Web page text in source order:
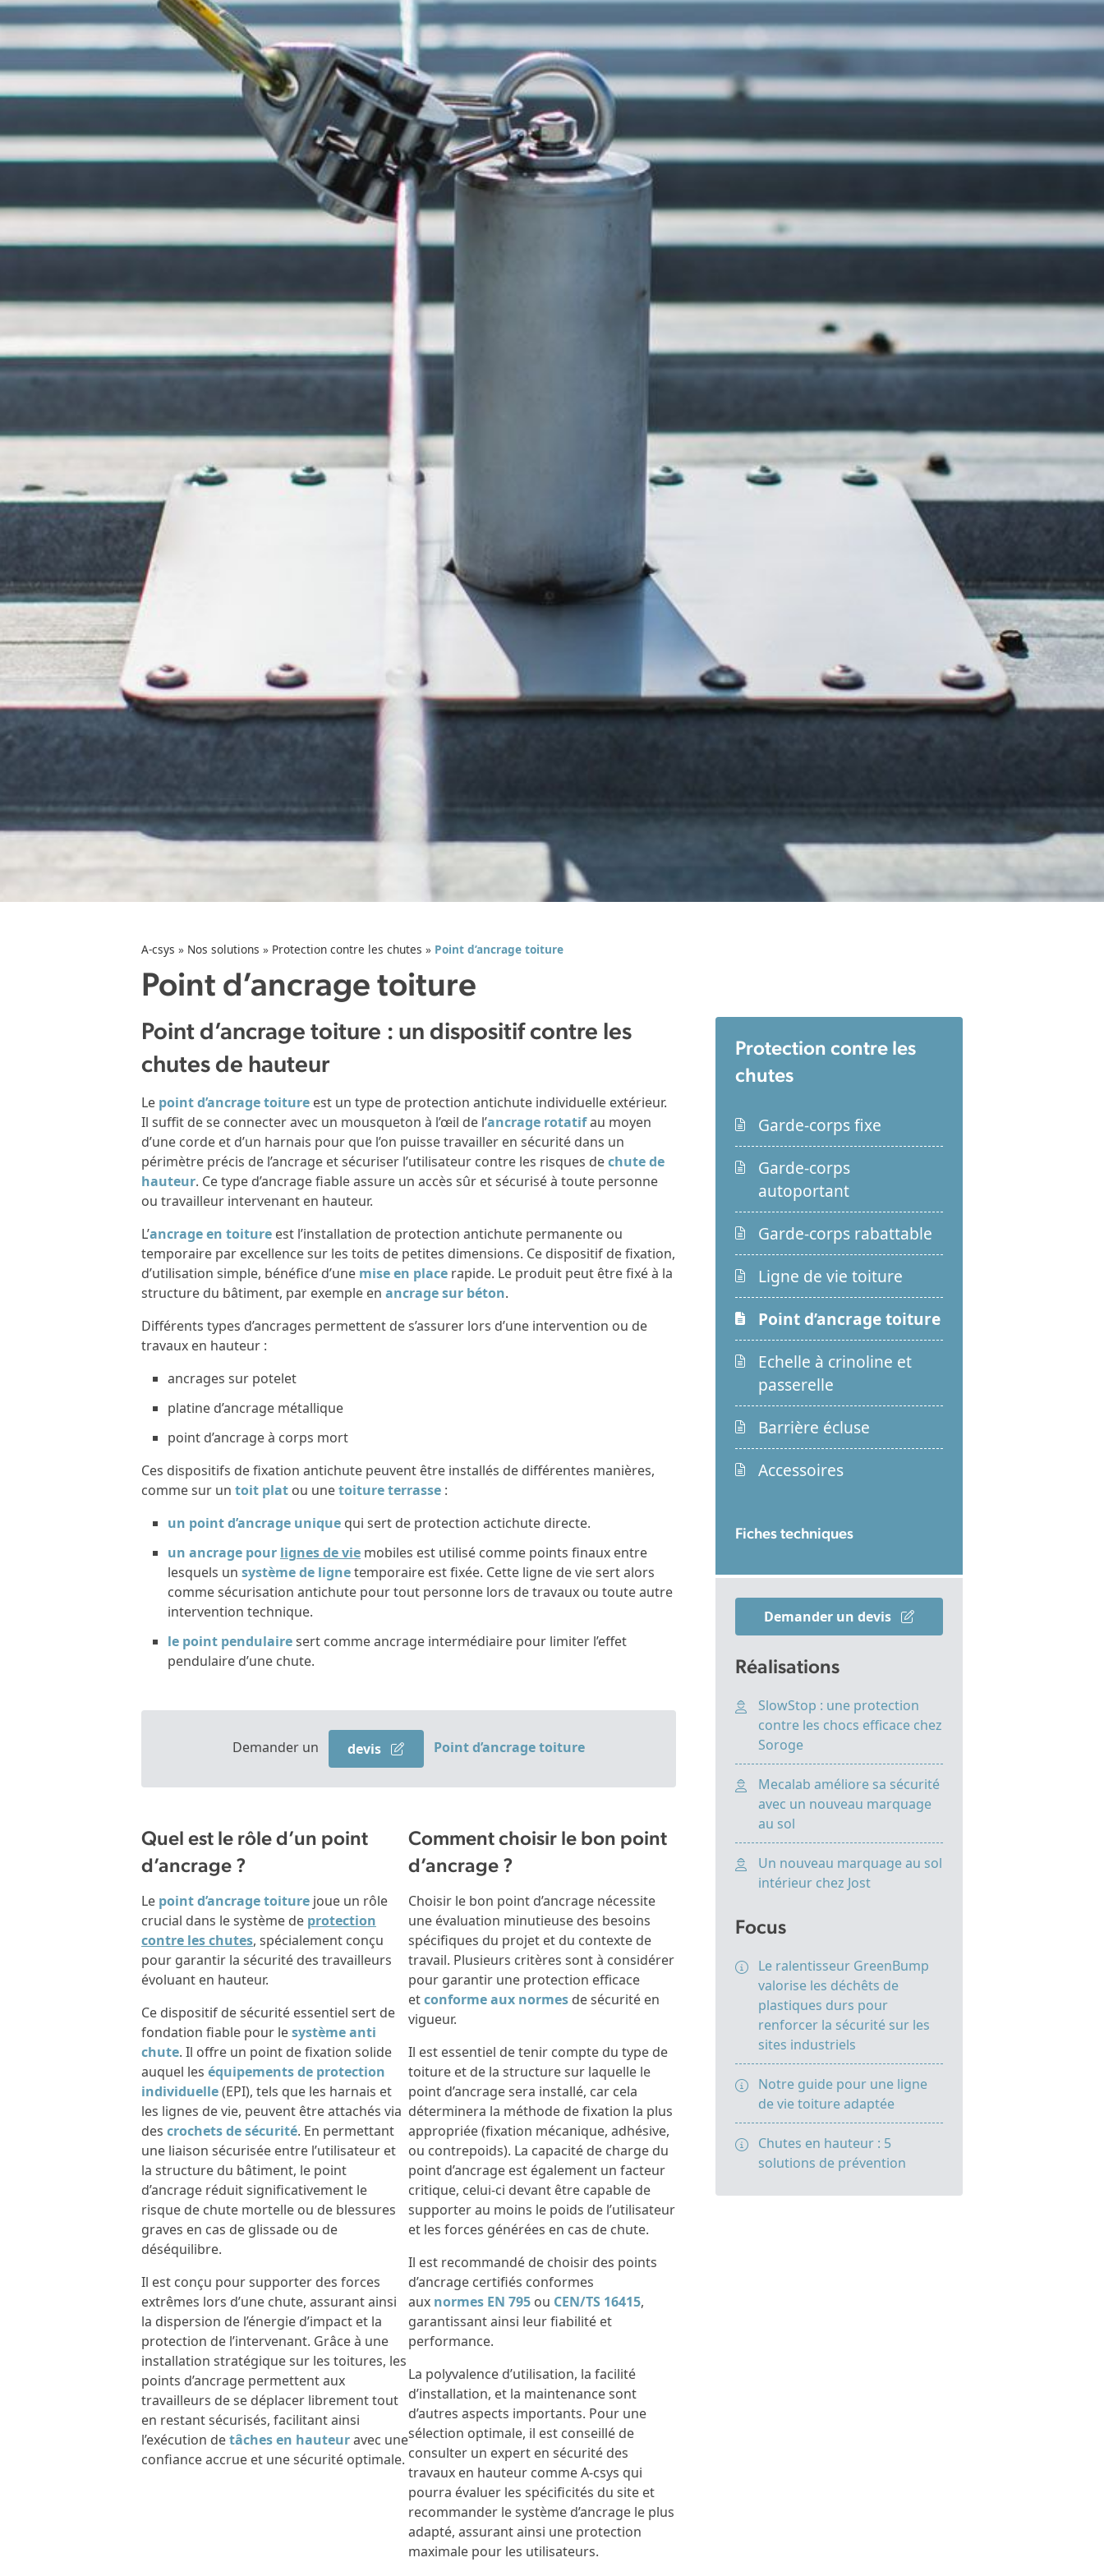
A-csys » Nos solutions » Protection contre les chutes » Point d’ancrage toiture
Point d’ancrage toiture
Point d’ancrage toiture : un dispositif contre les
chutes de hauteur
Le point d’ancrage toiture est un type de protection antichute individuelle extérieur.
Il suffit de se connecter avec un mousqueton à l’œil de l’ancrage rotatifau moyen
d’une corde et d’un harnais pour que l’on puisse travailler en sécurité dans un
périmètre précis de l’ancrage et sécuriser l’utilisateur contre les risques dechute de
hauteur. Ce type d’ancrage fiable assure un accès sûr et sécurisé à toute personne
ou travailleur intervenant en hauteur.
L’ancrage en toiture est l’installation de protection antichute permanente ou
temporaire par excellence sur les toits de petites dimensions. Ce dispositif de fixation,
d’utilisation simple, bénéfice d’une mise en place rapide. Le produit peut être fixé à la
structure du bâtiment, par exemple en ancrage sur béton.
Différents types d’ancrages permettent de s’assurer lors d’une intervention ou de
travaux en hauteur :
ancrages sur potelet
platine d’ancrage métallique
point d’ancrage à corps mort
Ces dispositifs de fixation antichute peuvent être installés de différentes manières,
comme sur un toit plat ou unetoiture terrasse :
un point d’ancrage unique qui sert de protection actichute directe.
un ancrage pour lignes de vie mobiles est utilisé comme points finaux entre
lesquels un système de lignetemporaire est fixée. Cette ligne de vie sert alors
comme sécurisation antichute pour tout personne lors de travaux ou toute autre
intervention technique.
le point pendulairesert comme ancrage intermédiaire pour limiter l’effet
pendulaire d’une chute.
Demander un devis Point d’ancrage toiture
Quel est le rôle d’un point
d’ancrage ?
Le point d’ancrage toiture joue un rôle
crucial dans le système de protection
contre les chutes, spécialement conçu
pour garantir la sécurité des travailleurs
évoluant en hauteur.
Ce dispositif de sécurité essentiel sert de
fondation fiable pour lesystème anti
chute. Il offre un point de fixation solide
auquel les équipements de protection
individuelle(EPI), tels que les harnais et
les lignes de vie, peuvent être attachés via
des crochets de sécurité. En permettant
une liaison sécurisée entre l’utilisateur et
la structure du bâtiment, le point
d’ancrage réduit significativement le
risque de chute mortelle ou de blessures
graves en cas de glissade ou de
déséquilibre.
Il est conçu pour supporter des forces
extrêmes lors d’une chute, assurant ainsi
la dispersion de l’énergie d’impact et la
protection de l’intervenant. Grâce à une
installation stratégique sur les toitures, les
points d’ancrage permettent aux
travailleurs de se déplacer librement tout
en restant sécurisés, facilitant ainsi
l’exécution detâches en hauteuravec une
confiance accrue et une sécurité optimale.
Comment choisir le bon point
d’ancrage ?
Choisir le bon point d’ancrage nécessite
une évaluation minutieuse des besoins
spécifiques du projet et du contexte de
travail. Plusieurs critères sont à considérer
pour garantir une protection efficace
etconforme aux normes de sécurité en
vigueur.
Il est essentiel de tenir compte du type de
toiture et de la structure sur laquelle le
point d’ancrage sera installé, car cela
déterminera la méthode de fixation la plus
appropriée (fixation mécanique, adhésive,
ou contrepoids). La capacité de charge du
point d’ancrage est également un facteur
critique, celui-ci devant être capable de
supporter au moins le poids de l’utilisateur
et les forces générées en cas de chute.
Il est recommandé de choisir des points
d’ancrage certifiés conformes
aux normes EN 795 ou CEN/TS 16415,
garantissant ainsi leur fiabilité et
performance.
La polyvalence d’utilisation, la facilité
d’installation, et la maintenance sont
d’autres aspects importants. Pour une
sélection optimale, il est conseillé de
consulter un expert en sécurité des
travaux en hauteur comme A-csys qui
pourra évaluer les spécificités du site et
recommander le système d’ancrage le plus
adapté, assurant ainsi une protection
maximale pour les utilisateurs.
Protection contre les
chutes
Garde-corps fixe
Garde-corps
autoportant
Garde-corps rabattable
Ligne de vie toiture
Point d’ancrage toiture
Echelle à crinoline et
passerelle
Barrière écluse
Accessoires
Fiches techniques
Demander un devis
Réalisations
SlowStop : une protection
contre les chocs efficace chez
Soroge
Mecalab améliore sa sécurité
avec un nouveau marquage
au sol
Un nouveau marquage au sol
intérieur chez Jost
Focus
Le ralentisseur GreenBump
valorise les déchêts de
plastiques durs pour
renforcer la sécurité sur les
sites industriels
Notre guide pour une ligne
de vie toiture adaptée
Chutes en hauteur : 5
solutions de prévention